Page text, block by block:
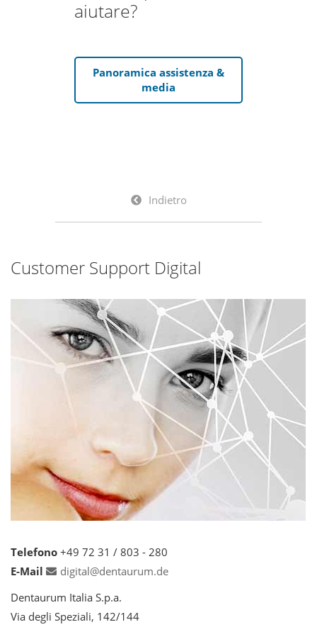
aiutare?
Panoramica assistenza &
media
Indietro
Customer Support Digital
Telefono +49 72 31 / 803 - 280
E-Mail
digital@dentaurum.de
Dentaurum Italia S.p.a.
Via degli Speziali, 142/144